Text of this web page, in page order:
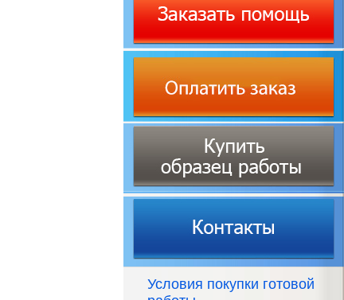
Условия покупки готовой